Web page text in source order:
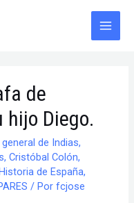
Main
de
hijo Diego.
de Indias,
,Cristóbal Colón,
de España,
/ Porfcjose